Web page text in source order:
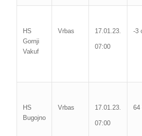
HS
Gornji
Vakuf
Vrbas 17.01.23.
07:00
-3
HS
Bugojno
Vrbas 17.01.23.
07:00
64